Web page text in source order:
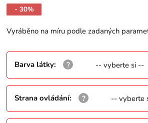
- 30%
Vyráběno na míru podle zadaných
Barva látky: -- vyberte si --
Strana ovládání: -- vyberte